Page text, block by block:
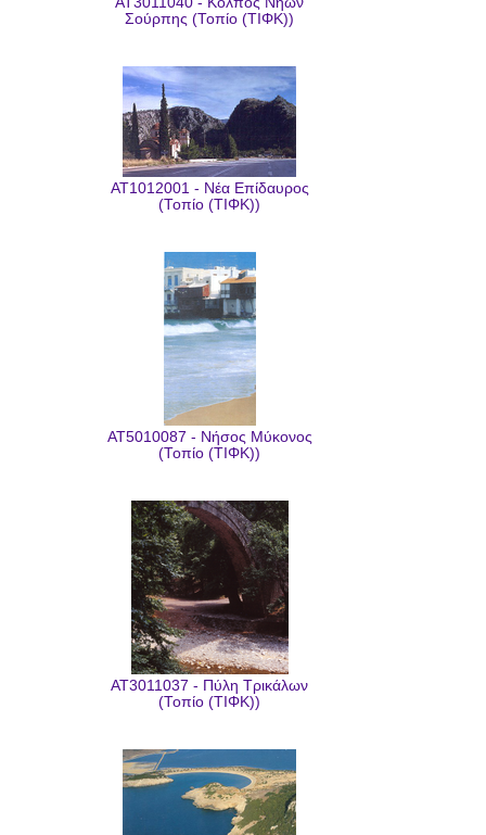
Σούρπης (Τοπίο (ΤΙΦΚ))
AT1012001 - Νέα Επίδαυρος
(Τοπίο (ΤΙΦΚ))
AT5010087 - Νήσος Μύκονος
(Τοπίο (ΤΙΦΚ))
AT3011037 - Πύλη Τρικάλων
(Τοπίο (ΤΙΦΚ))